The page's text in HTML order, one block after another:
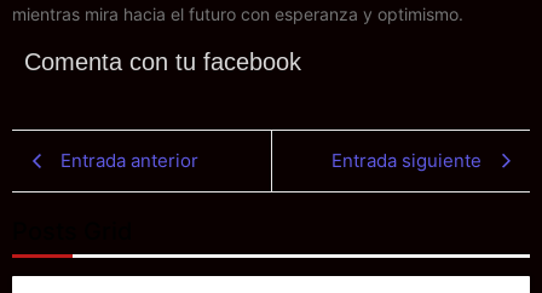
mientras mira hacia el futuro con esperanza y optimismo.
Comenta con tu facebook
Entrada anterior Entrada siguiente